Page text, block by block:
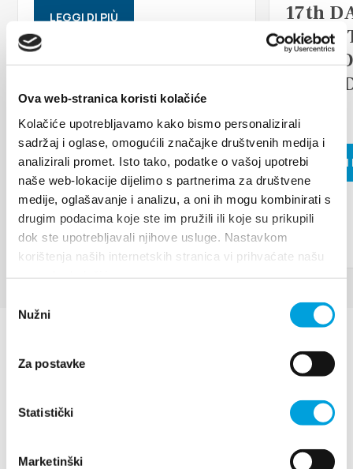
Ova web-stranica koristi kolačiće
Kolačiće upotrebljavamo kako bismo personalizirali
sadržaj i oglase, omogućili značajke društvenih medija i
analizirali promet. Isto tako, podatke o vašoj upotrebi
naše web-lokacije dijelimo s partnerima za društvene
medije, oglašavanje i analizu, a oni ih mogu kombinirati s
drugim podacima koje ste im pružili ili koje su prikupili
dok ste upotrebljavali njihove usluge. Nastavkom
korištenja naših internetskih stranica vi prihvaćate našu
pristanka
Nužni
Za postavke
Statistički
Marketinški
+385 21 227 933
Villa Nika, Kamberovo šetalište 30,
21216 Kaštel Stari, Hrvatska
Indicazioni
LEGGI DI PIÙ
17th
LEGGI DI
21216 Kaštel Stari, Hrvatska
Indicazioni